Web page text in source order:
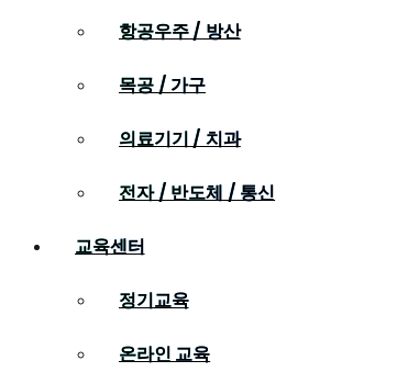
항공우주 / 방산
목공 / 가구
의료기기 / 치과
전자 / 반도체 / 통신
교육센터
정기교육
온라인 교육